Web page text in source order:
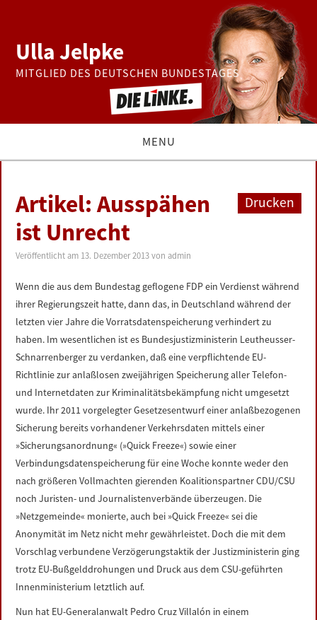
Ulla Jelpke
MITGLIED DES DEUTSCHEN BUNDESTAGES
MENU
BUNDESTAG
PRESSE
ZUR PERSON
LINKS
DATENSCHUTZERKLÄRUNG
IMPRESSUM
Drucken
Artikel: Ausspähen
ist Unrecht
Veröffentlicht am 13. Dezember 2013 vonadmin
Wenn die aus dem Bundestag geflogene FDP ein Verdienst während
ihrer Regierungszeit hatte, dann das, in Deutschland während der
letzten vier Jahre die Vorratsdatenspeicherung verhindert zu
haben. Im wesentlichen ist es Bundesjustizministerin Leutheusser-
Schnarrenberger zu verdanken, daß eine verpflichtende EU-
Richtlinie zur anlaßlosen zweijährigen Speicherung aller Telefon-
und Internetdaten zur Kriminalitätsbekämpfung nicht umgesetzt
wurde. Ihr 2011 vorgelegter Gesetzesentwurf einer anlaßbezogenen
Sicherung bereits vorhandener Verkehrsdaten mittels einer
»Sicherungsanordnung« (»Quick Freeze«) sowie einer
Verbindungsdatenspeicherung für eine Woche konnte weder den
nach größeren Vollmachten gierenden Koalitionspartner CDU/CSU
noch Juristen- und Journalistenverbände überzeugen. Die
»Netzgemeinde« monierte, auch bei »Quick Freeze« sei die
Anonymität im Netz nicht mehr gewährleistet. Doch die mit dem
Vorschlag verbundene Verzögerungstaktik der Justizministerin ging
trotz EU-Bußgelddrohungen und Druck aus dem CSU-geführten
Innenministerium letztlich auf.
Nun hat EU-Generalanwalt Pedro Cruz Villalón in einem